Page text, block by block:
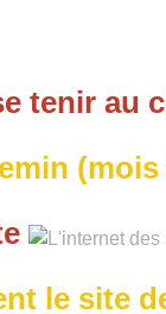
tenir au
le site